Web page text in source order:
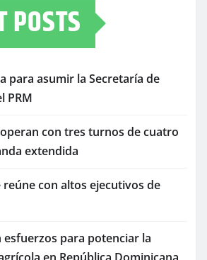
POSTS
para asumir la Secretaría de
PRM
con tres turnos de cuatro
extendida
reúne con altos ejecutivos de
esfuerzos para potenciar la